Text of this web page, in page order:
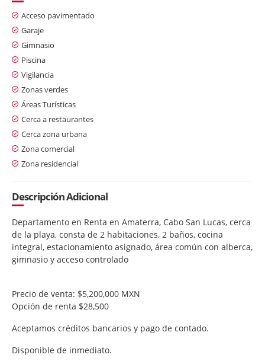
Acceso pavimentado
Garaje
Gimnasio
Piscina
Vigilancia
Zonas verdes
Áreas Turísticas
Cerca a restaurantes
Cerca zona urbana
Zona comercial
Zona residencial
Descripción Adicional
Departamento en Renta en Amaterra, Cabo San Lucas, cerca
de la playa, consta de 2 habitaciones, 2 baños, cocina
integral, estacionamiento asignado, área común con alberca,
gimnasio y acceso controlado
Precio de venta: $5,200,000 MXN
Opción de renta $28,500
Aceptamos créditos bancarios y pago de contado.
Disponible de inmediato.